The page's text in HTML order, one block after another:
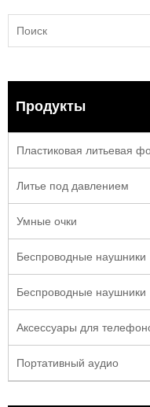
Продукты
Пластиковая литьевая
Литье под давлением
Умные очки
Беспроводные наушники
Беспроводные наушники
Аксессуары для
Портативный аудио